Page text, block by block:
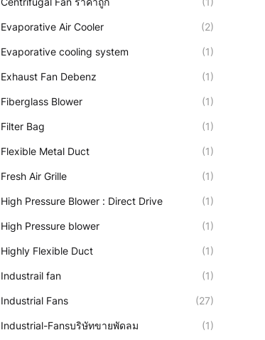
Evaporative Air Cooler (2)
Evaporative cooling system (1)
Exhaust Fan Debenz (1)
Fiberglass Blower (1)
Filter Bag (1)
Flexible Metal Duct (1)
Fresh Air Grille (1)
High Pressure Blower : Direct Drive (1)
High Pressure blower (1)
Highly Flexible Duct (1)
Industrail fan (1)
Industrial Fans (27)
Industrial-Fansบริษัทขายพัดลม (1)